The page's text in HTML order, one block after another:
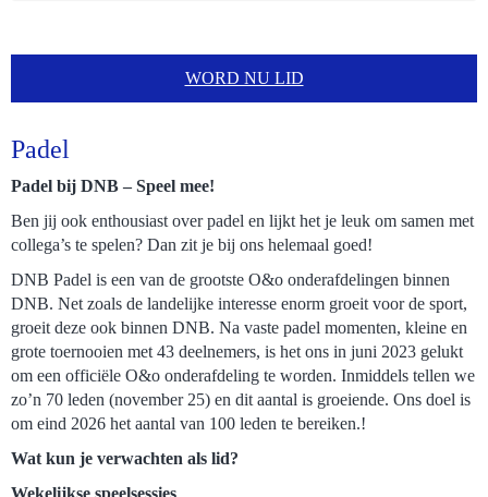
WORD NU LID
Padel
Padel bij DNB – Speel mee!
Ben jij ook enthousiast over padel en lijkt het je leuk om samen met
collega’s te spelen? Dan zit je bij ons helemaal goed!
DNB Padel is een van de grootste O&o onderafdelingen binnen
DNB. Net zoals de landelijke interesse enorm groeit voor de sport,
groeit deze ook binnen DNB. Na vaste padel momenten, kleine en
grote toernooien met 43 deelnemers, is het ons in juni 2023 gelukt
om een officiële O&o onderafdeling te worden. Inmiddels tellen we
zo’n 70 leden (november 25) en dit aantal is groeiende. Ons doel is
om eind 2026 het aantal van 100 leden te bereiken.!
Wat kun je verwachten als lid?
Wekelijkse speelsessies